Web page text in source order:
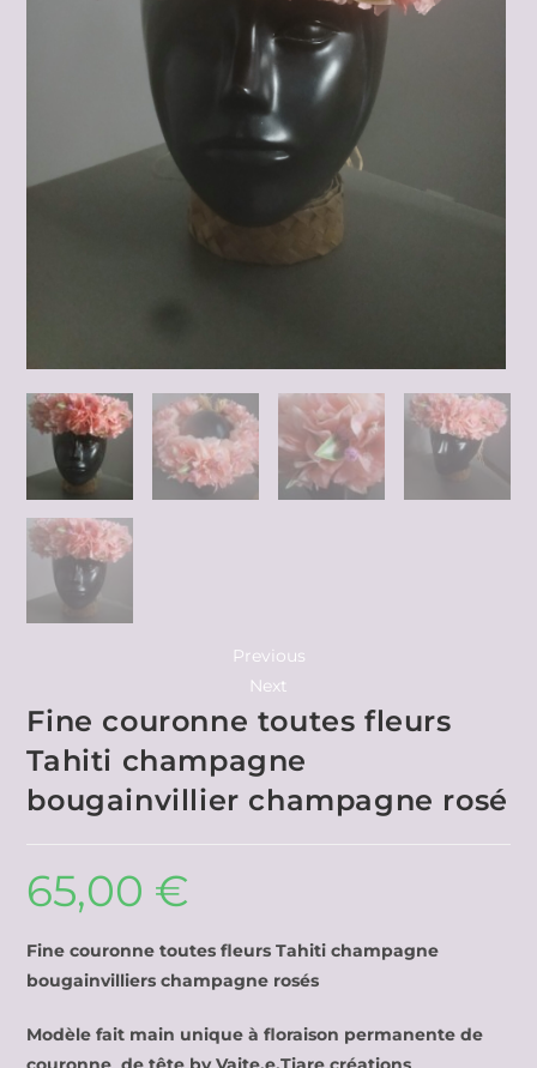
Previous
Next
Fine couronne toutes fleurs
Tahiti champagne
bougainvillier champagne rosé
65,00 €
Fine couronne toutes fleurs Tahiti champagne
bougainvilliers champagne rosés
Modèle fait main unique à floraison permanente de